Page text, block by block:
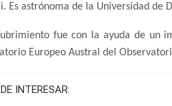
Es astrónoma de la Universidad de
fue con la ayuda de un
Europeo Austral del
INTERESAR: